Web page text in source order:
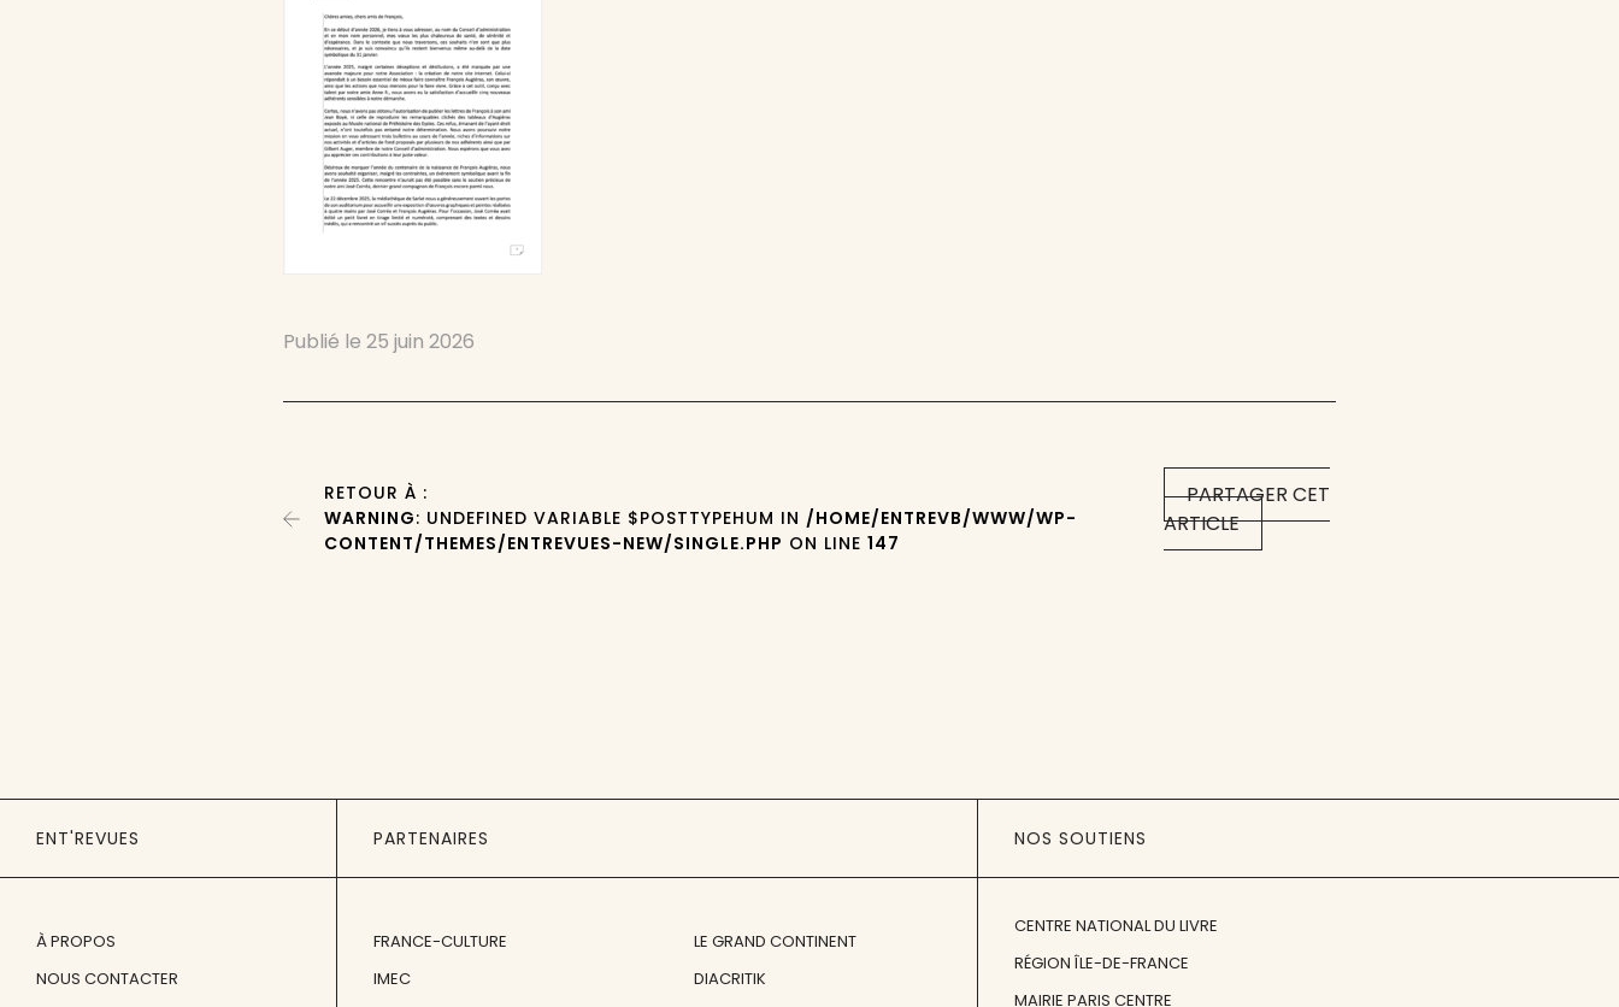
Publié le25 juin 2026
PARTAGER CET
ARTICLE
RETOUR À :
WARNING: UNDEFINED VARIABLE $POSTTYPEHUM IN /HOME/ENTREVB/WWW/WP-
CONTENT/THEMES/ENTREVUES-NEW/SINGLE.PHP ON LINE147
ENT'REVUES
À PROPOS
NOUS CONTACTER
PARTENAIRES
FRANCE-CULTURE
IMEC
LE GRAND CONTINENT
DIACRITIK
NOS SOUTIENS
CENTRE NATIONAL DU LIVRE
RÉGION ÎLE-DE-FRANCE
MAIRIE PARIS CENTRE